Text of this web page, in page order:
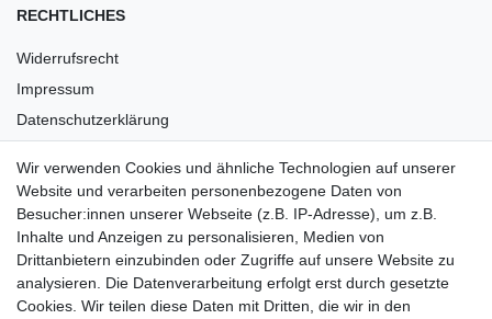
RECHTLICHES
Widerrufsrecht
Impressum
Datenschutzerklärung
Versandkosten
Barrierefreiheit
Anleitungen
Vertrag widerrufen
Wir verwenden Cookies und ähnliche Technologien auf unserer
Website und verarbeiten personenbezogene Daten von
Besucher:innen unserer Webseite (z.B. IP-Adresse), um z.B.
Inhalte und Anzeigen zu personalisieren, Medien von
Drittanbietern einzubinden oder Zugriffe auf unsere Website zu
analysieren. Die Datenverarbeitung erfolgt erst durch gesetzte
Cookies. Wir teilen diese Daten mit Dritten, die wir in den